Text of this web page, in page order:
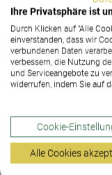
Planet Centre
auszuprobieren.
versehenen
uns effektives
Mustermodelle
helfen, einen
finden.“
Ihre Privatsphäre ist
Durch Klicken auf "Alle
einverstanden, dass wir
verbundenen Daten
verbessern, die Nutzung
und Serviceangebote zu
widerrufen, indem Sie auf
Cookie-
Alle Cookies